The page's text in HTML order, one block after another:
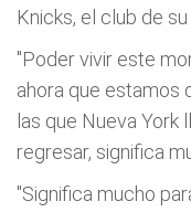
Knicks, el club de
"Poder vivir este
ahora que estamos
las que Nueva
regresar, significa
"Significa mucho